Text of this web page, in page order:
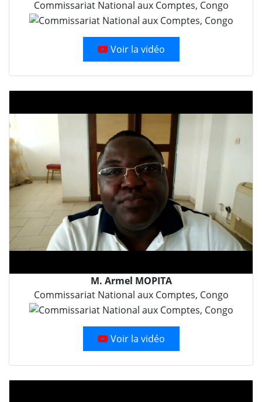
Commissariat National aux Comptes, Congo
Voir la vidéo
M. Armel MOPITA
Commissariat National aux Comptes, Congo
Voir la vidéo